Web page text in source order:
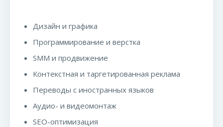
Дизайн и графика
Программирование и верстка
SMM и продвижение
Контекстная и таргетированная реклама
Переводы с иностранных языков
Аудио- и видеомонтаж
SEO-оптимизация